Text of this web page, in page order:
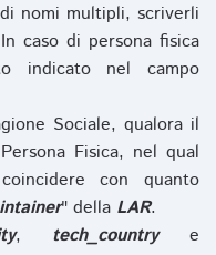
nomi multipli, scriverli
caso di persona fisica
indicato nel campo
Sociale, qualora il
Fisica, nel qual
con quanto
" della LAR.
, tech_countrye